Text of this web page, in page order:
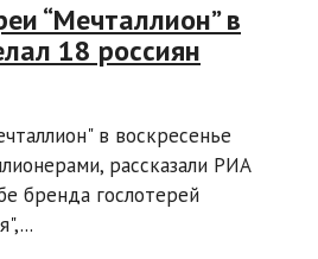
“Мечталлион” в
18 россиян
в воскресенье
рассказали РИА
бренда гослотерей